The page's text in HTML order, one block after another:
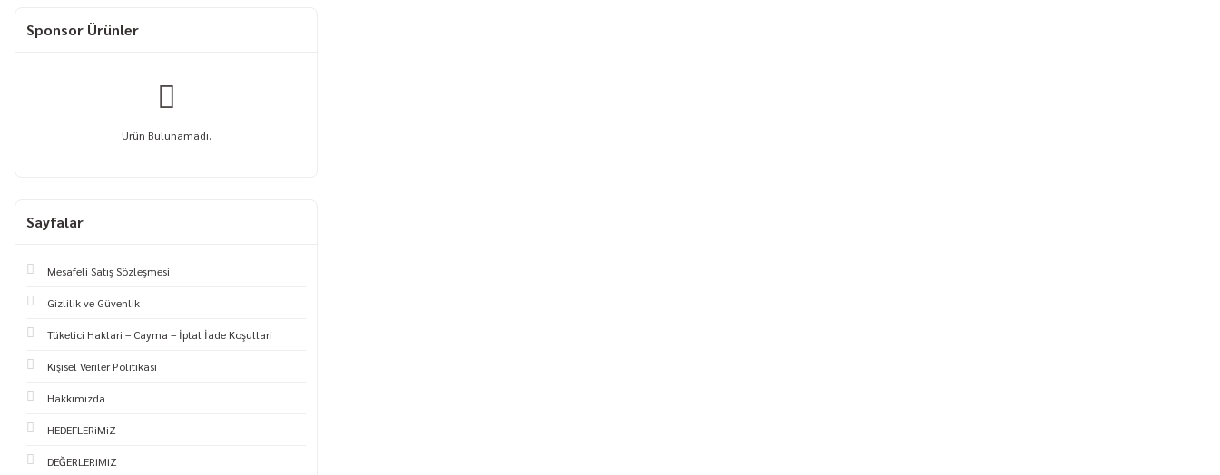
Sponsor Ürünler
Ürün Bulunamadı.
Sayfalar
Mesafeli Satış Sözleşmesi
Gizlilik ve Güvenlik
Tüketici Haklari – Cayma – İptal İade Koşullari
Kişisel Veriler Politikası
Hakkımızda
HEDEFLERiMiZ
DEĞERLERiMiZ